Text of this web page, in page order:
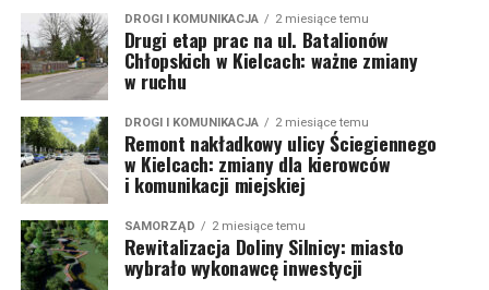
DROGI I KOMUNIKACJA 2 miesiące temu
Drugi etap prac na ul. Batalionów
Chłopskich w Kielcach: ważne zmiany
w ruchu
DROGI I KOMUNIKACJA 2 miesiące temu
Remont nakładkowy ulicy Ściegiennego
w Kielcach: zmiany dla kierowców
i komunikacji miejskiej
SAMORZĄD 2 miesiące temu
Rewitalizacja Doliny Silnicy: miasto
wybrało wykonawcę inwestycji